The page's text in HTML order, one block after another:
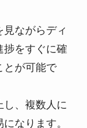
ながらディ
捗をすぐに確
とが可能で
し、複数人に
なります。